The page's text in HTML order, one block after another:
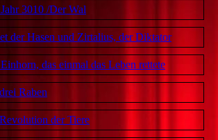
3010 /Der Wal
der Hasen und Zirtalius, der Diktator
das einmal das Leben rettete
Raben
der Tiere